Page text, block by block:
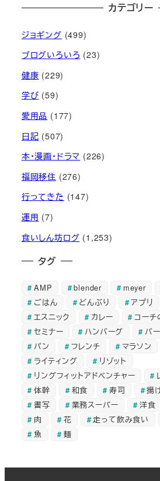
カテゴリー
ジョギング (499)
ブログいろいろ (23)
健康 (229)
学び (59)
愛用品 (177)
日記 (507)
本・漫画・ドラマ (226)
福岡移住 (276)
行ってきた (147)
運用 (7)
食いしん坊ログ (1,253)
タグ
AMP blender meyer
ごはん
どんぶり アプリ
エスニック
カレー コーチ
セミナー
ハンバーグ バ
パン
フレンチ マラソン
ライティング
リゾット
リングフィットアドベンチャー
体幹
和食 寿司 揚
書写
業務スーパー 洋食
肉
花 走って飲み食い
魚
麺